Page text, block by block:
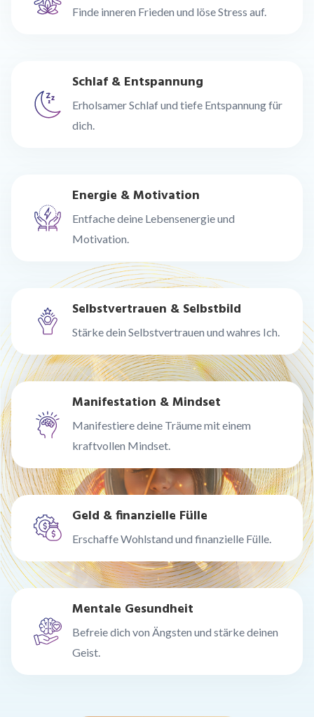
Finde inneren Frieden und löse Stress auf.
Schlaf & Entspannung
Erholsamer Schlaf und tiefe Entspannung für
dich.
Energie & Motivation
Entfache deine Lebensenergie und
Motivation.
Selbstvertrauen & Selbstbild
Stärke dein Selbstvertrauen und wahres Ich.
Manifestation & Mindset
Manifestiere deine Träume mit einem
kraftvollen Mindset.
Geld & finanzielle Fülle
Erschaffe Wohlstand und finanzielle Fülle.
Mentale Gesundheit
Befreie dich von Ängsten und stärke deinen
Geist.